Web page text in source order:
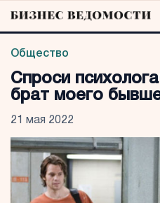
Общество
Спроси
брат моего
21 мая 2022